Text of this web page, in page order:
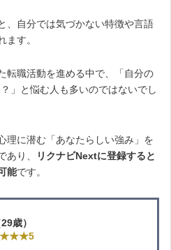
、自分では気づかない特徴や言語
ます。
転職活動を進める中で、「自分の
」と悩む人も多いのではないでし
理に潜む「あなたらしい強み」を
あり、
リクナビNextに登録すると
能です。
歳）